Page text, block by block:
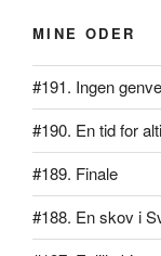
MINE ODER
#191. Ingen
#190. En tid for
#189. Finale
#188. En skov i